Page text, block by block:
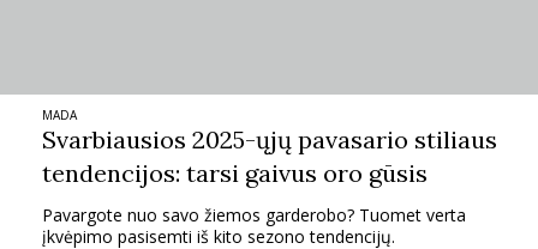
MADA
Svarbiausios 2025-ųjų pavasario stiliaus
tendencijos: tarsi gaivus oro gūsis
Pavargote nuo savo žiemos garderobo? Tuomet verta
įkvėpimo pasisemti iš kito sezono tendencijų.